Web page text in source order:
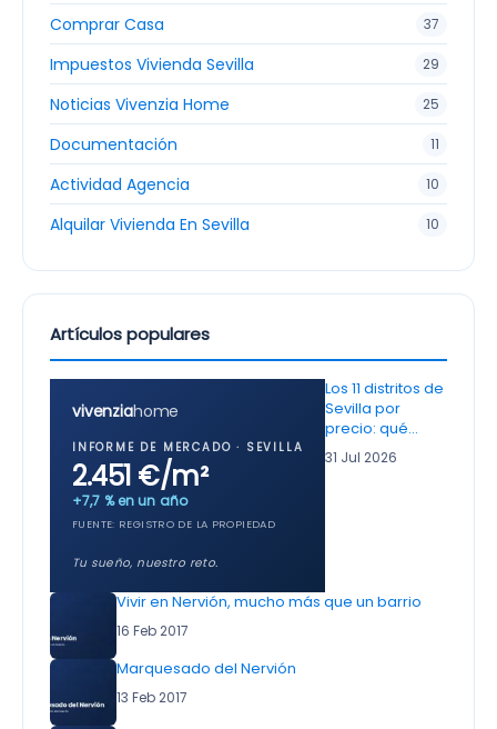
Comprar Casa 37
Impuestos Vivienda Sevilla 29
Noticias Vivenzia Home 25
Documentación 11
Actividad Agencia 10
Alquilar Vivienda En Sevilla 10
Artículos populares
vivenziahome
INFORME DE MERCADO · SEVILLA
2.451 €/m²
+7,7 % en un año
FUENTE: REGISTRO DE LA PROPIEDAD
Tu sueño, nuestro reto.
Los 11 distritos de
Sevilla por
precio: qué…
31 Jul 2026
Vivir en Nervión, mucho más que un barrio
16 Feb 2017
Marquesado del Nervión
13 Feb 2017